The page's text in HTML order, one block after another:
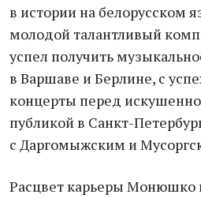
в истории на белорусском
молодой талантливый
успел получить
в Варшаве и Берлине, с
концерты перед
публикой в Санкт-
с Даргомыжским и
Расцвет карьеры Монюшко